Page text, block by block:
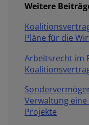
Weitere
Pläne für die
Arbeitsrecht im
Verwaltung
Projekte